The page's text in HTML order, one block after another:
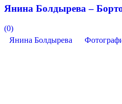
Янина Болдырева –
(0)
Янина Болдырева